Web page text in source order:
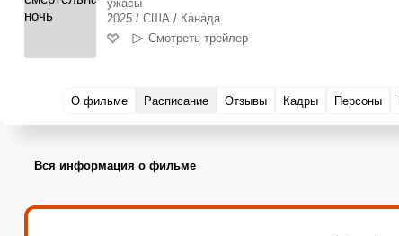
ужасы
2025 / США / Канада
Смотреть трейлер
О фильме Расписание Отзывы Кадры Персоны
Вся информация о фильме